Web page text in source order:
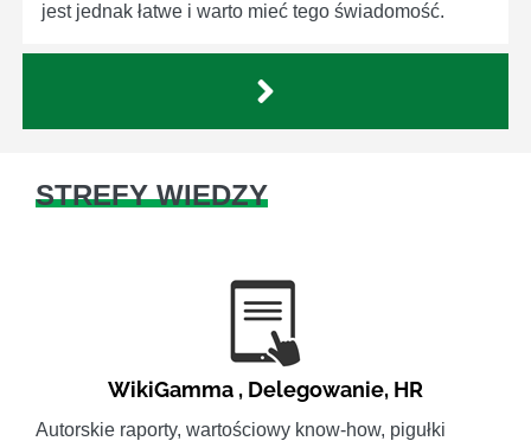
jest jednak łatwe i warto mieć tego świadomość.
STREFY WIEDZY
WikiGamma , Delegowanie, HR
Autorskie raporty, wartościowy know-how, pigułki